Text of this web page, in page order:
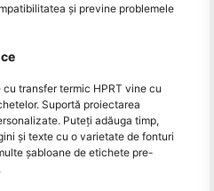
și previne problemele
transfer termic HPRT vine cu
Suportă proiectarea
Puteți adăuga timp,
și texte cu o varietate de fonturi
șabloane de etichete pre-